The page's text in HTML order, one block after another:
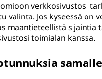
verkkosivustosi
valinta. Jos kyseessä on
maantieteellistä sijaintia
toimialan kanssa.